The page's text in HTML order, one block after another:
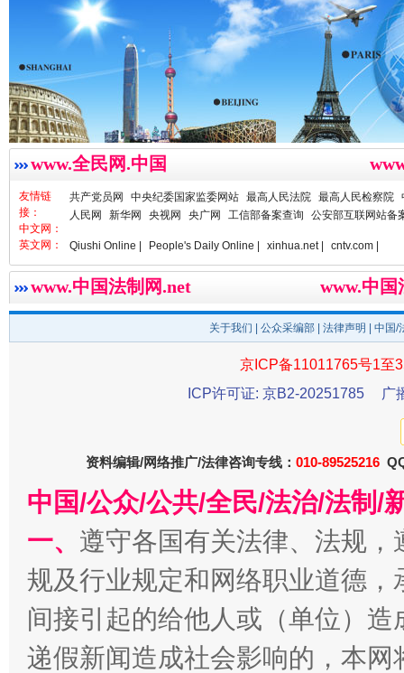
衣柜里的秘密 高速路
春天里的科技盛宴
巳巳如意，开工大吉！ 三轮上
www.全民网.中国
友情链
接：
中文网：
共产党员网 中央纪委国家监委网站 最高人民法院 最高人民检察院
人民网
新华网 央视网 央广网 工信部备案查询 公安部互联网站备
英文网： Qiushi Online | People's Daily Online | xinhua.net | cntv.com |
www.中国法制网.net www.中
关于我们 公众采编部 法律声明 | 中国
京ICP备11011765号1至
ICP许可证: 京B2-20251785
广
资料编辑/网络推广/法律咨询专线： 010-89525216
中国/公众/公共/全民/法治/法制/
一、 遵守各国有关法律、法规
规及行业规定和网络职业道德
间接引起的给他人或（单位）
递假新闻造成社会影响的，本